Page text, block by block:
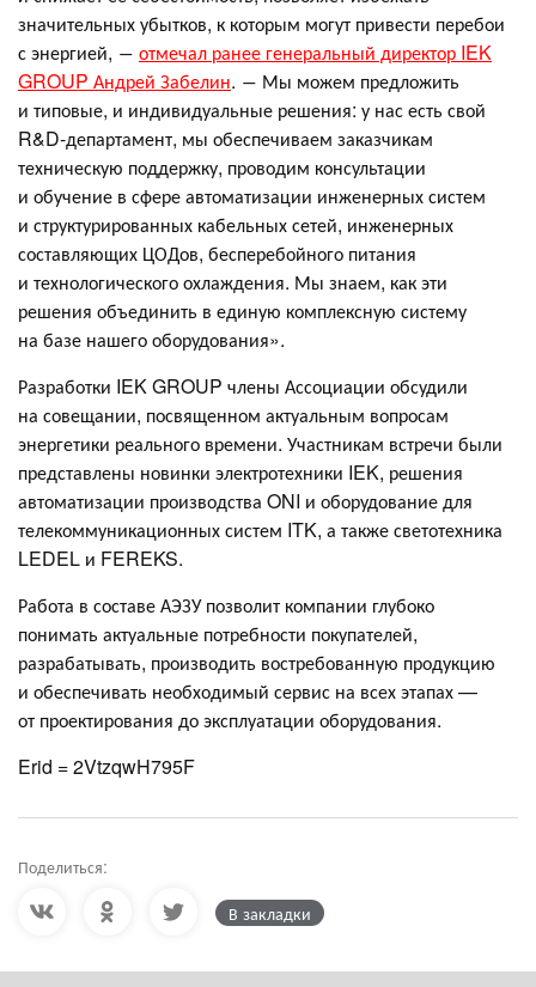
значительных убытков, к которым могут привести перебои
с энергией, ― отмечал ранее генеральный директор IEK
GROUP Андрей Забелин. ― Мы можем предложить
и типовые, и индивидуальные решения: у нас есть свой
R&D-департамент, мы обеспечиваем заказчикам
техническую поддержку, проводим консультации
и обучение в сфере автоматизации инженерных систем
и структурированных кабельных сетей, инженерных
составляющих ЦОДов, бесперебойного питания
и технологического охлаждения. Мы знаем, как эти
решения объединить в единую комплексную систему
на базе нашего оборудования».
Разработки IEK GROUP члены Ассоциации обсудили
на совещании, посвященном актуальным вопросам
энергетики реального времени. Участникам встречи были
представлены новинки электротехники IEK, решения
автоматизации производства ONI и оборудование для
телекоммуникационных систем ITK, а также светотехника
LEDEL и FEREKS.
Работа в составе АЭЗУ позволит компании глубоко
понимать актуальные потребности покупателей,
разрабатывать, производить востребованную продукцию
и обеспечивать необходимый сервис на всех этапах —
от проектирования до эксплуатации оборудования.
Erid = 2VtzqwH795F
Поделиться:
В закладки